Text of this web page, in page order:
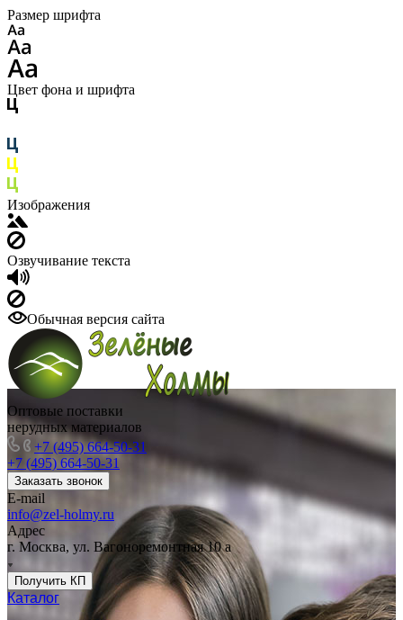
Размер шрифта
Цвет фона и шрифта
Изображения
Озвучивание текста
Обычная версия сайта
Оптовые поставки
нерудных материалов
+7 (495) 664-50-31
+7 (495) 664-50-31
Заказать звонок
E-mail
info@zel-holmy.ru
Адрес
г. Москва, ул. Вагоноремонтная 10 а
Получить КП
Каталог